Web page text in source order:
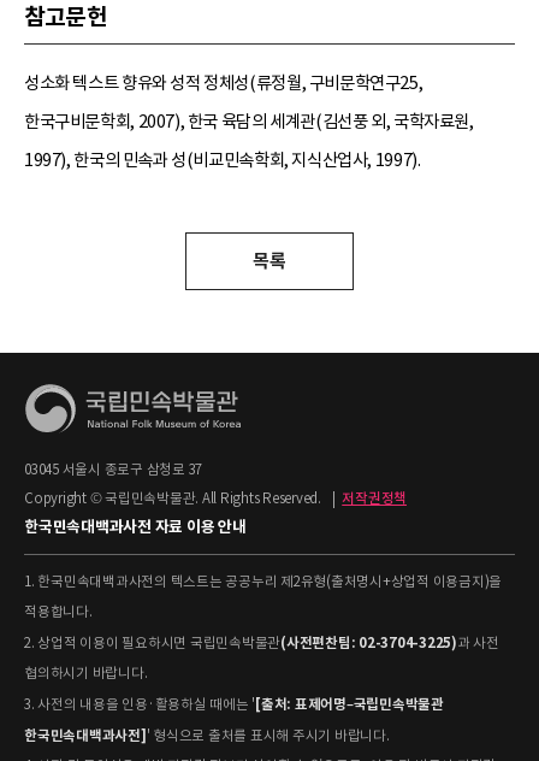
참고문헌
성소화 텍스트 향유와 성적 정체성(류정월, 구비문학연구25,
한국구비문학회, 2007), 한국 육담의 세계관(김선풍 외, 국학자료원,
1997), 한국의 민속과 성(비교민속학회, 지식산업사, 1997).
목록
03045 서울시 종로구 삼청로 37
Copyright © 국립민속박물관. All Rights Reserved.
저작권정책
한국민속대백과사전 자료 이용 안내
1. 한국민속대백과사전의 텍스트는 공공누리 제2유형(출처명시+상업적 이용금지)을
적용합니다.
2. 상업적 이용이 필요하시면 국립민속박물관(사전편찬팀: 02-3704-3225)과 사전
협의하시기 바랍니다.
3. 사전의 내용을 인용·활용하실 때에는 ' [출처: 표제어명–국립민속박물관
한국민속대백과사전] ' 형식으로 출처를 표시해 주시기 바랍니다.